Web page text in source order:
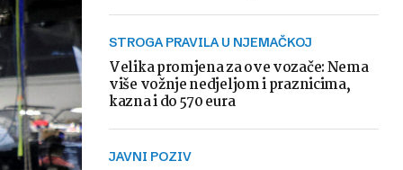
STROGA PRAVILA U NJEMAČKOJ
Velika promjena za ove vozače: Nema
više vožnje nedjeljom i praznicima,
kazna i do 570 eura
JAVNI POZIV